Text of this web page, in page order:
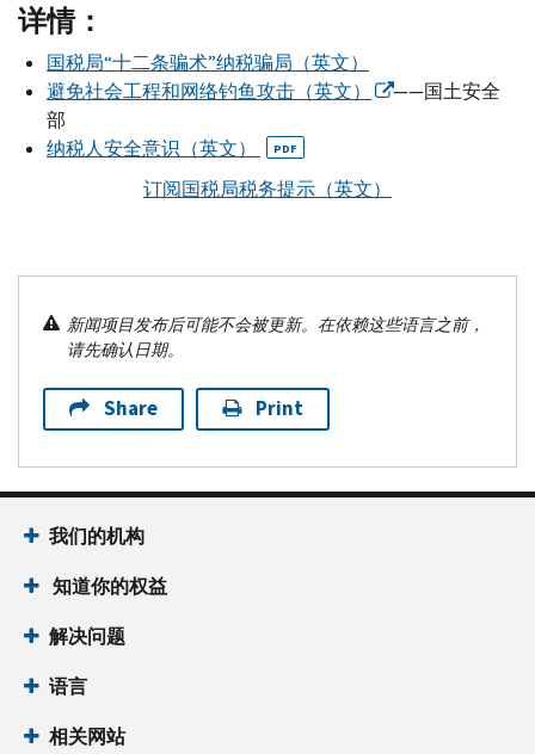
详情：
国税局“十二条骗术”纳税骗局（英文）
避免社会工程和网络钓鱼攻击（英文）
——国土安全
部
纳税人安全意识（英文）
PDF
订阅国税局税务提示（英文）
新闻项目发布后可能不会被更新。在依赖这些语言之前，
请先确认日期。
Share Print
我们的机构
知道你的权益
解决问题
语言
相关网站